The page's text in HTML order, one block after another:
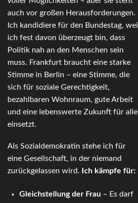
auch vor großen Herausforderungen.
Ich kandidiere für den Bundestag, weil
ich fest davon überzeugt bin, dass
Politik nah an den Menschen sein
muss. Frankfurt braucht eine starke
Stimme in Berlin – eine Stimme, die
sich für soziale Gerechtigkeit,
bezahlbaren Wohnraum, gute Arbeit
und eine lebenswerte Zukunft für alle
einsetzt.
Als Sozialdemokratin stehe ich für
eine Gesellschaft, in der niemand
zurückgelassen wird.
Ich kämpfe für:
Gleichstellung der Frau – Es darf